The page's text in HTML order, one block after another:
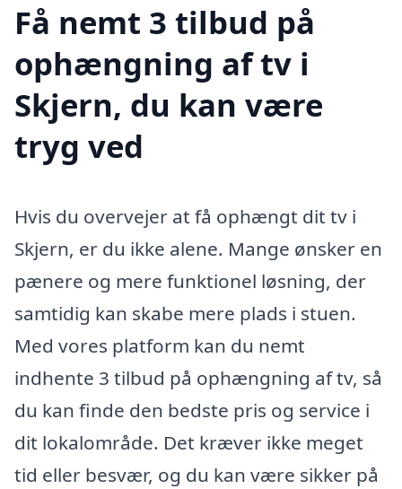
Få nemt 3 tilbud på
ophængning af tv i
Skjern, du kan være
tryg ved
Hvis du overvejer at få ophængt dit tv i
Skjern, er du ikke alene. Mange ønsker en
pænere og mere funktionel løsning, der
samtidig kan skabe mere plads i stuen.
Med vores platform kan du nemt
indhente 3 tilbud på ophængning af tv, så
du kan finde den bedste pris og service i
dit lokalområde. Det kræver ikke meget
tid eller besvær, og du kan være sikker på